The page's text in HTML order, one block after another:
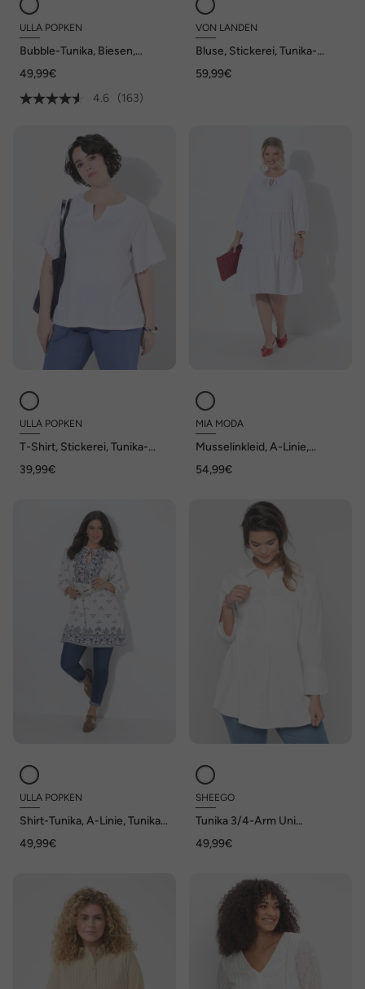
ULLA POPKEN
Bubble-Tunika, Biesen,
49,99€
4.6
(163)
VON LANDEN
Bluse, Stickerei, Tunika-
59,99€
ULLA POPKEN
T-Shirt, Stickerei, Tunika-
39,99€
MIA MODA
Musselinkleid, A-Linie,
Ballonärmel
54,99€
ULLA POPKEN
Shirt-Tunika, A-Linie, Tunika-
49,99€
SHEEGO
Tunika 3/4-Arm Uni
49,99€